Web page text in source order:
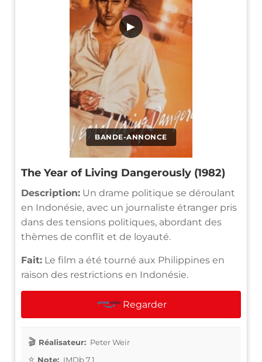
BANDE-ANNONCE
▶
The Year of Living Dangerously (1982)
Description: Un drame politique se déroulant
en Indonésie, avec un journaliste étranger pris
dans des tensions politiques, abordant des
thèmes de conflit et de loyauté.
Fait: Le film a été tourné aux Philippines en
raison des restrictions en Indonésie.
Regarder
Réalisateur: Peter Weir
Note: IMDb 7.1